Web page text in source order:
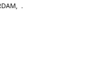
,